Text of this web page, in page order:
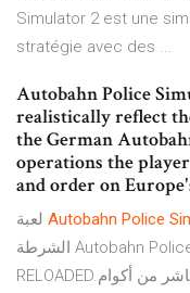
Simulator 2 est une
stratégie avec des ...
Autobahn Police
realistically reflect
the German
operations the
and order on
Autobahn Police
الشرطة Autobahn Police Simulator كامله بكراك
RELOADED.روابط التحميل المباشر من أكوام. Autobahn Police